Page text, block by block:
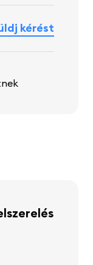
kérést